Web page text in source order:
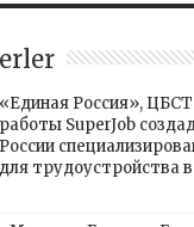
«Единая Россия», ЦБСТ
работы SuperJob
России
для трудоустройства